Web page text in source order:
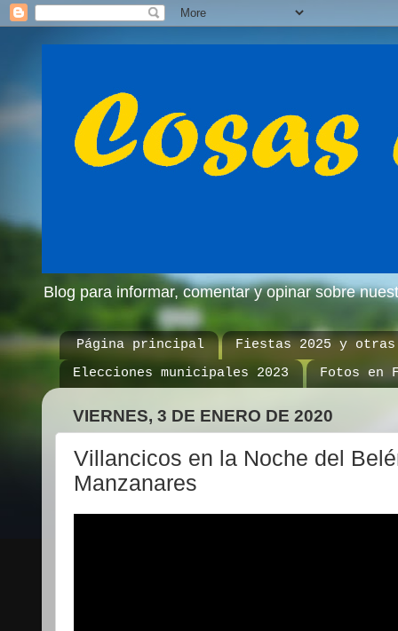
Blog para informar, comentar y opinar sobre
Página principal
Fiestas 2025 y otras
Elecciones municipales 2023
Fotos en
VIERNES, 3 DE ENERO DE 2020
Villancicos en la Noche del
Manzanares